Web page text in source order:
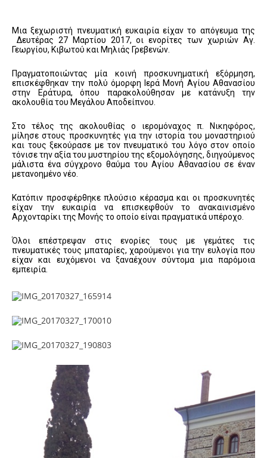
Μια ξεχωριστή πνευματική ευκαιρία είχαν το απόγευμα της
Δευτέρας 27 Μαρτίου 2017, οι ενορίτες των χωριών Αγ.
Γεωργίου, Κιβωτού και Μηλιάς Γρεβενών.
Πραγματοποιώντας μία κοινή προσκυνηματική εξόρμηση,
επισκέφθηκαν την πολύ όμορφη Ιερά Μονή Αγίου Αθανασίου
στην Εράτυρα, όπου παρακολούθησαν με κατάνυξη την
ακολουθία του Μεγάλου Αποδείπνου.
Στο τέλος της ακολουθίας ο ιερομόναχος π. Νικηφόρος,
μίλησε στους προσκυνητές για την ιστορία του μοναστηριού
και τους ξεκούρασε με τον πνευματικό του λόγο στον οποίο
τόνισε την αξία του μυστηρίου της εξομολόγησης, διηγούμενος
μάλιστα ένα σύγχρονο θαύμα του Αγίου Αθανασίου σε έναν
μετανοημένο νέο.
Κατόπιν προσφέρθηκε πλούσιο κέρασμα και οι προσκυνητές
είχαν την ευκαιρία να επισκεφθούν το ανακαινισμένο
Αρχονταρίκι της Μονής το οποίο είναι πραγματικά υπέροχο.
Όλοι επέστρεψαν στις ενορίες τους με γεμάτες τις
πνευματικές τους μπαταρίες, χαρούμενοι για την ευλογία που
είχαν και ευχόμενοι να ξαναέχουν σύντομα μια παρόμοια
εμπειρία.